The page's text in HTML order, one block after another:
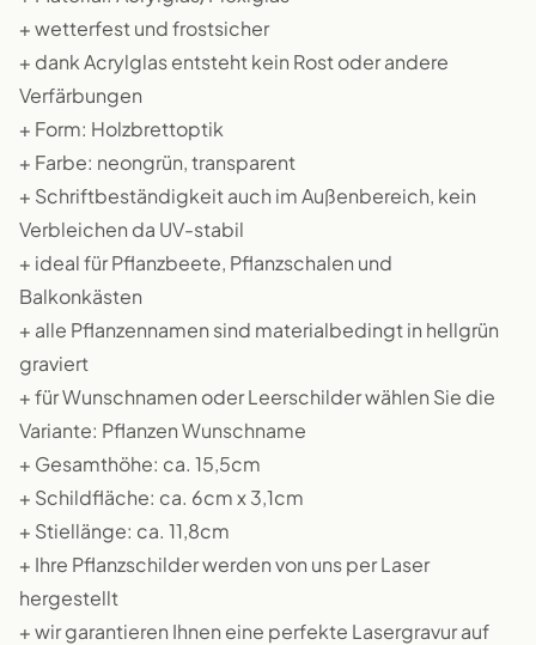
+ wetterfest und frostsicher
+ dank Acrylglas entsteht kein Rost oder andere
Verfärbungen
+ Form: Holzbrettoptik
+ Farbe: neongrün, transparent
+ Schriftbeständigkeit auch im Außenbereich, kein
Verbleichen da UV-stabil
+ ideal für Pflanzbeete, Pflanzschalen und
Balkonkästen
+ alle Pflanzennamen sind materialbedingt in hellgrün
graviert
+ für Wunschnamen oder Leerschilder wählen Sie die
Variante: Pflanzen Wunschname
+ Gesamthöhe: ca. 15,5cm
+ Schildfläche: ca. 6cm x 3,1cm
+ Stiellänge: ca. 11,8cm
+ Ihre Pflanzschilder werden von uns per Laser
hergestellt
+ wir garantieren Ihnen eine perfekte Lasergravur auf